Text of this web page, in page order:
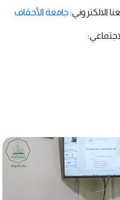
الالكتروني: جامعة الأحقاف